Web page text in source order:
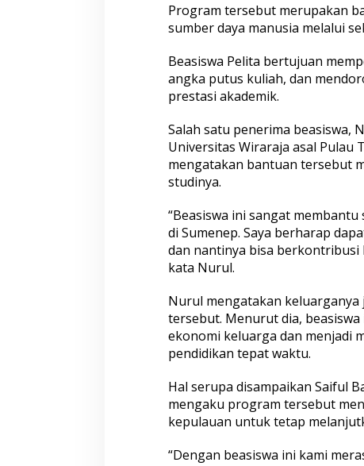
Program tersebut merupakan
sumber daya manusia melalui
Beasiswa Pelita bertujuan
angka putus kuliah, dan
prestasi akademik.
Salah satu penerima beasiswa,
Universitas Wiraraja asal Pulau
mengatakan bantuan tersebut
studinya.
“Beasiswa ini sangat
di Sumenep. Saya berharap
dan nantinya bisa berkontribusi
kata Nurul.
Nurul mengatakan
tersebut. Menurut dia,
ekonomi keluarga dan menjadi
pendidikan tepat waktu.
Hal serupa disampaikan Saiful
mengaku program tersebut
kepulauan untuk tetap
“Dengan beasiswa ini kami